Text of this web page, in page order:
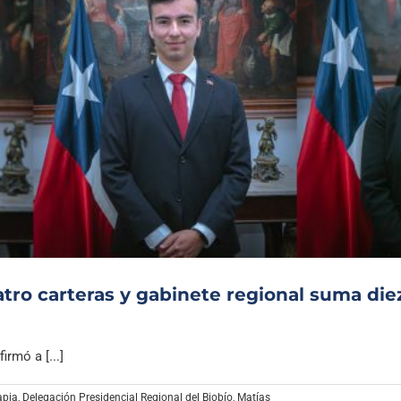
carteras y gabinete regional suma
a [...]
, Delegación Presidencial Regional del Biobío, Matías